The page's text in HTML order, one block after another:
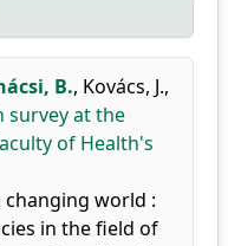
B., Kovács, J.,
survey at the
of Health's
changing world :
in the field of